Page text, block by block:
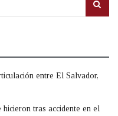
entre El Salvador,
tras accidente en el